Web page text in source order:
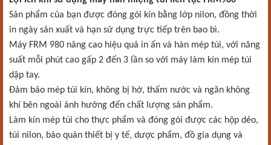
Sản phẩm của bạn được đóng gói kín bằng lớp nilon, đồng thời
in ngày sản xuất và hạn sử dụng trực tiếp trên bao bì.
Máy FRM 980 nâng cao hiệu quả in ấn và hàn mép túi, với năng
suất mỗi phút cao gấp 2 đến 3 lần so với máy làm kín mép túi
dập tay.
Đảm bảo mép túi kín, không bị hở, thấm nước và ngăn không
khí bên ngoài ảnh hưởng đến chất lượng sản phẩm.
Làm kín mép túi cho thực phẩm và đóng gói được các hộp dẻo,
túi nilon, bảo quản thiết bị y tế, dược phẩm, đồ gia dụng và